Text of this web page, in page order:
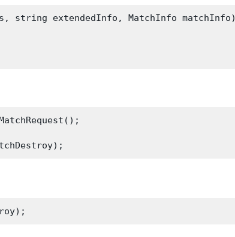
string extendedInfo, MatchInfo matchInfo)